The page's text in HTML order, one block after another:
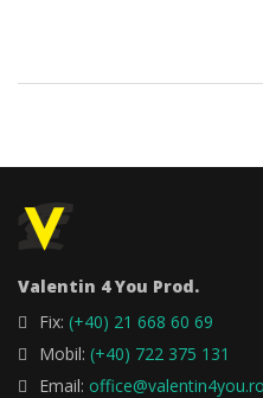
Valentin 4 You Prod.
Fix: (+40) 21 668 60 69
Mobil: (+40) 722 375 131
Email: office@valentin4you.ro